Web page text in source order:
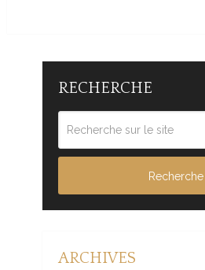
RECHERCHE
ARCHIVES